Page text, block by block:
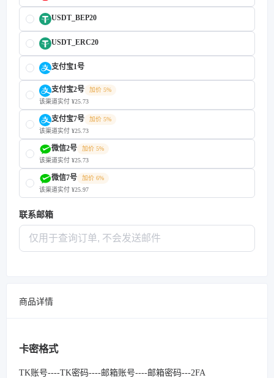
USDT_BEP20
USDT_ERC20
支付宝1号
支付宝2号
加价 5%
该渠道实付 ¥25.73
支付宝7号
加价 5%
该渠道实付 ¥25.73
微信2号
加价 5%
该渠道实付 ¥25.73
微信7号
加价 6%
该渠道实付 ¥25.97
联系邮箱
商品详情
卡密格式
TK账号----TK密码----邮箱账号----邮箱密码---2FA